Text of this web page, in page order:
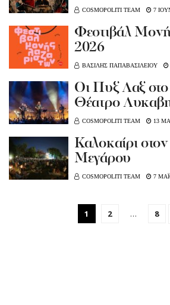
COSMOPOLITI TEAM 7
Φεστιβάλ
2026
ΒΑΣΙΛΗΣ ΠΑΠΑΒΑΣΙΛΕΙΟΥ
Oι Πυξ Λαξ
Θέατρο
COSMOPOLITI TEAM 13
Καλοκαίρι
Μεγάρου
COSMOPOLITI TEAM 7
1 2 … 8